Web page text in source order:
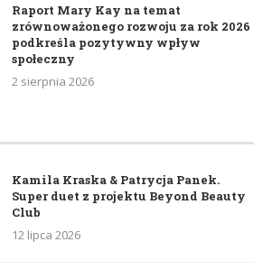
Raport Mary Kay na temat
zrównoważonego rozwoju za rok 2026
podkreśla pozytywny wpływ
społeczny
2 sierpnia 2026
Kamila Kraska & Patrycja Panek.
Super duet z projektu Beyond Beauty
Club
12 lipca 2026